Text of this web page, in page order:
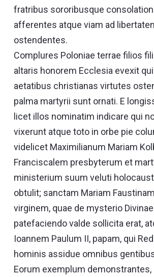
fratribus sororibusque
afferentes atque viam ad
ostendentes.
Complures Poloniae terrae filios
altaris honorem Ecclesia evexit
aetatibus christianas virtutes
palma martyrii sunt ornati. E
licet illos nominatim indicare qui
vixerunt atque toto in orbe pie
videlicet Maximilianum Mariam
Franciscalem presbyterum et
ministerium suum veluti
obtulit; sanctam Mariam
virginem, quae de mysterio
patefaciendo valde sollicita erat,
Ioannem Paulum II, papam, qui
hominis assidue omnibus
Eorum exemplum demonstrantes,